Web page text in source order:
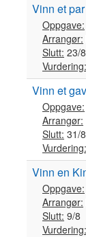
Vinn et
Oppgave:
Arrangør:
Slutt: 23/8
Vurdering:
Vinn et
Oppgave:
Arrangør:
Slutt: 31/8
Vurdering:
Vinn en
Oppgave:
Arrangør:
Slutt: 9/8
Vurdering: